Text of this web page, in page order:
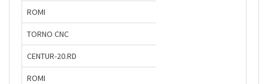
ROMI
TORNO CNC
CENTUR-20.RD
ROMI